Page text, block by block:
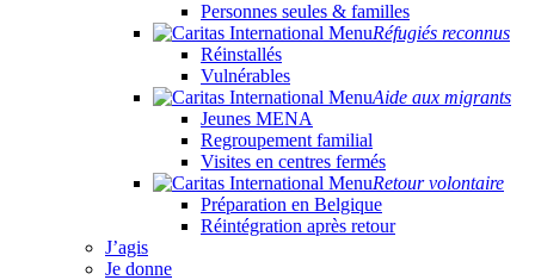
Personnes seules & familles
Réfugiés reconnus
Réinstallés
Vulnérables
Aide aux migrants
Jeunes MENA
Regroupement familial
Visites en centres fermés
Retour volontaire
Préparation en Belgique
Réintégration après retour
J’agis
Je donne